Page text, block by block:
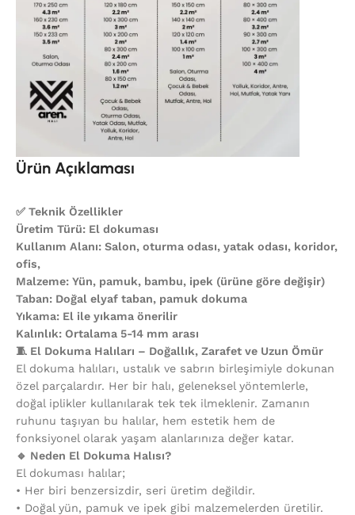
Ürün Açıklaması
✅ Teknik Özellikler
Üretim Türü: El dokuması
Kullanım Alanı: Salon, oturma odası, yatak odası, koridor,
ofis,
Malzeme: Yün, pamuk, bambu, ipek (ürüne göre değişir)
Taban: Doğal elyaf taban, pamuk dokuma
Yıkama: El ile yıkama önerilir
Kalınlık: Ortalama 5-14 mm arası
🧵 El Dokuma Halıları – Doğallık, Zarafet ve Uzun Ömür
El dokuma halıları, ustalık ve sabrın birleşimiyle dokunan
özel parçalardır. Her bir halı, geleneksel yöntemlerle,
doğal iplikler kullanılarak tek tek ilmeklenir. Zamanın
ruhunu taşıyan bu halılar, hem estetik hem de
fonksiyonel olarak yaşam alanlarınıza değer katar.
🔹 Neden El Dokuma Halısı?
El dokuması halılar;
•⁠ ⁠Her biri benzersizdir, seri üretim değildir.
•⁠ ⁠Doğal yün, pamuk ve ipek gibi malzemelerden üretilir.